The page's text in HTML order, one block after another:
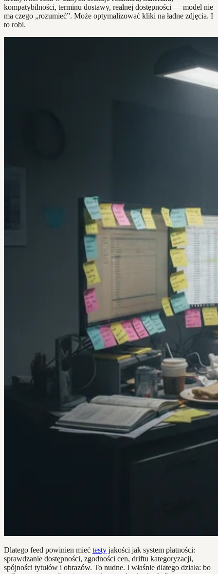
kompatybilności, terminu dostawy, realnej dostępności — model nie
ma czego „rozumieć”. Może optymalizować kliki na ładne zdjęcia. I
to robi.
Dlatego feed powinien mieć testy jakości jak system płatności:
sprawdzanie dostępności, zgodności cen, driftu kategoryzacji,
spójności tytułów i obrazów. To nudne. I właśnie dlatego działa: bo